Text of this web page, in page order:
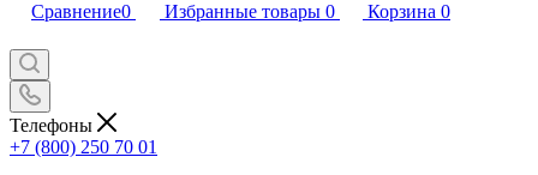
Сравнение0 Избранные товары 0 Корзина 0
Телефоны
+7 (800) 250 70 01